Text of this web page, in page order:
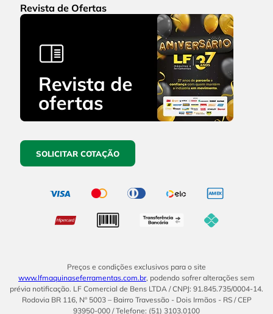
Revista de Ofertas
SOLICITAR COTAÇÃO
Preços e condições exclusivos para o site
www.lfmaquinaseferramentas.com.br, podendo sofrer alterações sem
prévia notificação. LF Comercial de Bens LTDA / CNPJ: 91.845.735/0004-14.
Rodovia BR 116, Nº 5003 – Bairro Travessão - Dois Irmãos - RS / CEP
93950-000 / Telefone: (51) 3103.0100